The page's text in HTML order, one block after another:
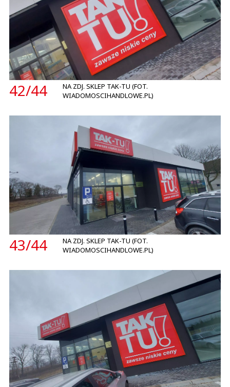
42/44
NA ZDJ. SKLEP TAK-TU (FOT.
WIADOMOSCIHANDLOWE.PL)
43/44
NA ZDJ. SKLEP TAK-TU (FOT.
WIADOMOSCIHANDLOWE.PL)